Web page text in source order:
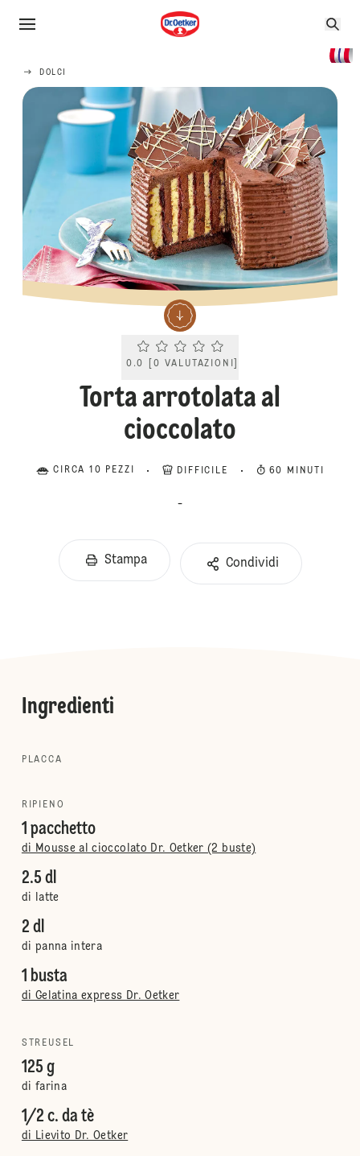
DOLCI
Current rating 0.0. Click to rate.
0.0 0 VALUTAZIONI
Torta arrotolata al
cioccolato
CIRCA 10 PEZZI DIFFICILE 60 MINUTI
-
Stampa Condividi
Ingredienti
PLACCA
RIPIENO
1 pacchetto
di Mousse al cioccolato Dr. Oetker (2 buste)
2.5 dl
di latte
2 dl
di panna intera
1 busta
di Gelatina express Dr. Oetker
STREUSEL
125 g
di farina
1/2 c. da tè
di Lievito Dr. Oetker